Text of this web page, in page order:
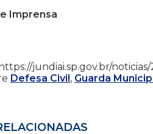
Imprensa
jundiai.sp.gov.br/
Defesa Civil, Guarda